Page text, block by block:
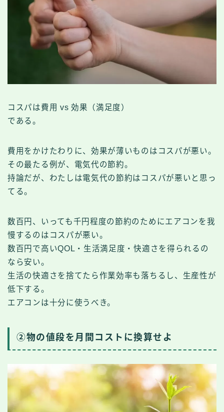
コスパは費用 vs 効果（満足度）
である。
費用をかけたわりに、効果が薄いものはコスパが悪い。
その最たる例が、電気代の節約。
持論だが、わたしは電気代の節約はコスパが悪いと思っ
てる。
数百円、いっても千円程度の節約のためにエアコンを我
慢するのはコスパが悪い。
数百円で高いQOL・生活満足度・快適さを得られるの
なら安い。
生活の快適さを捨てたら作業効率も落ちるし、生産性が
低下する。
エアコンは十分に使うべき。
②物の値段を月間コストに換算せよ